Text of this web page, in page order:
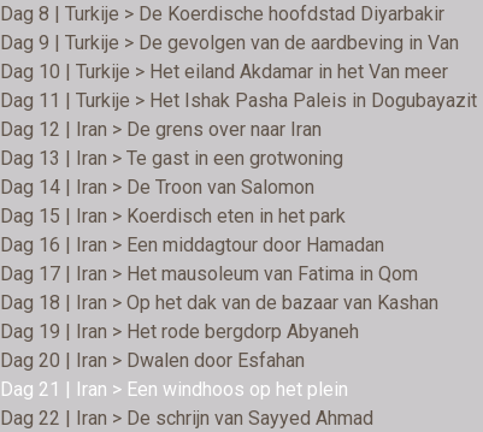
Dag 8 | Turkije > De Koerdische hoofdstad Diyarbakir
Dag 9 | Turkije > De gevolgen van de aardbeving in Van
Dag 10 | Turkije > Het eiland Akdamar in het Van meer
Dag 11 | Turkije > Het Ishak Pasha Paleis in Dogubayazit
Dag 12 | Iran > De grens over naar Iran
Dag 13 | Iran > Te gast in een grotwoning
Dag 14 | Iran > De Troon van Salomon
Dag 15 | Iran > Koerdisch eten in het park
Dag 16 | Iran > Een middagtour door Hamadan
Dag 17 | Iran > Het mausoleum van Fatima in Qom
Dag 18 | Iran > Op het dak van de bazaar van Kashan
Dag 19 | Iran > Het rode bergdorp Abyaneh
Dag 20 | Iran > Dwalen door Esfahan
Dag 21 | Iran > Een windhoos op het plein
Dag 22 | Iran > De schrijn van Sayyed Ahmad